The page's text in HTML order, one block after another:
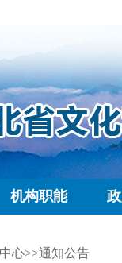
机构职能
心>>通知公告